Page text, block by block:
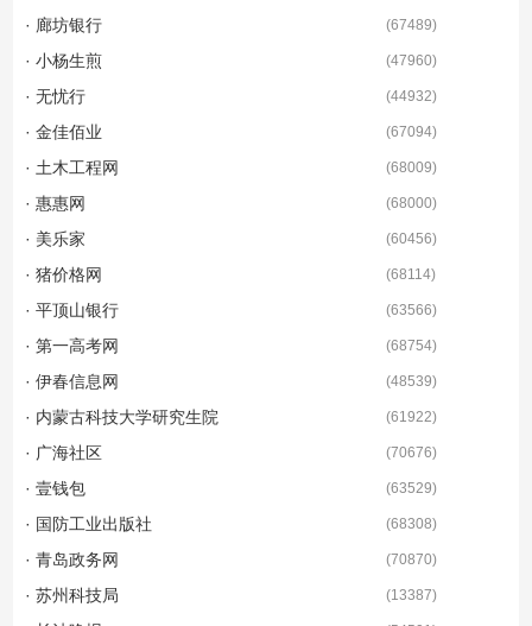
· 廊坊银行 (67489)
· 小杨生煎 (47960)
· 无忧行 (44932)
· 金佳佰业 (67094)
· 土木工程网 (68009)
· 惠惠网 (68000)
· 美乐家 (60456)
· 猪价格网 (68114)
· 平顶山银行 (63566)
· 第一高考网 (68754)
· 伊春信息网 (48539)
· 内蒙古科技大学研究生院 (61922)
· 广海社区 (70676)
· 壹钱包 (63529)
· 国防工业出版社 (68308)
· 青岛政务网 (70870)
· 苏州科技局 (13387)